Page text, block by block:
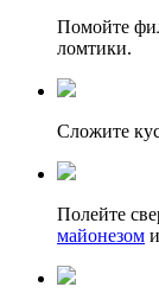
Помойте
ломтики.
Сложите
Полейте
майонезом